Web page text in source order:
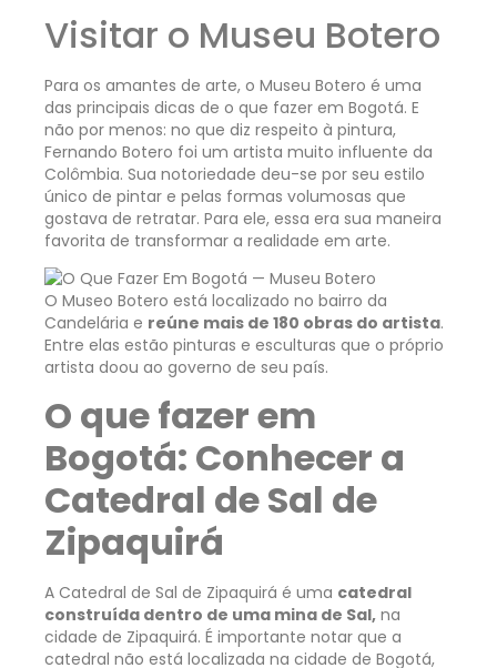
Visitar o Museu Botero
Para os amantes de arte, o Museu Botero é uma
das principais dicas de o que fazer em Bogotá. E
não por menos: no que diz respeito à pintura,
Fernando Botero foi um artista muito influente da
Colômbia. Sua notoriedade deu-se por seu estilo
único de pintar e pelas formas volumosas que
gostava de retratar. Para ele, essa era sua maneira
favorita de transformar a realidade em arte.
O Museo Botero está localizado no bairro da
Candelária e reúne mais de 180 obras do artista.
Entre elas estão pinturas e esculturas que o próprio
artista doou ao governo de seu país.
O que fazer em
Bogotá: Conhecer a
Catedral de Sal de
Zipaquirá
A Catedral de Sal de Zipaquirá é uma catedral
construída dentro de uma mina de Sal, na
cidade de Zipaquirá. É importante notar que a
catedral não está localizada na cidade de Bogotá,